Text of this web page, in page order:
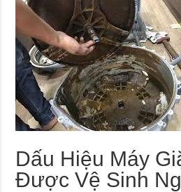
Dấu Hiệu Máy
Được Vệ Sinh